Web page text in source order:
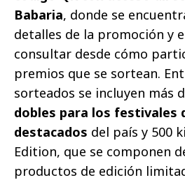
Babaria, donde se
detalles de la promoción y
consultar desde cómo
premios que se sortean.
sorteados se incluyen más
dobles para los festivales
destacados del país y 500
Edition, que se componen
productos de edición